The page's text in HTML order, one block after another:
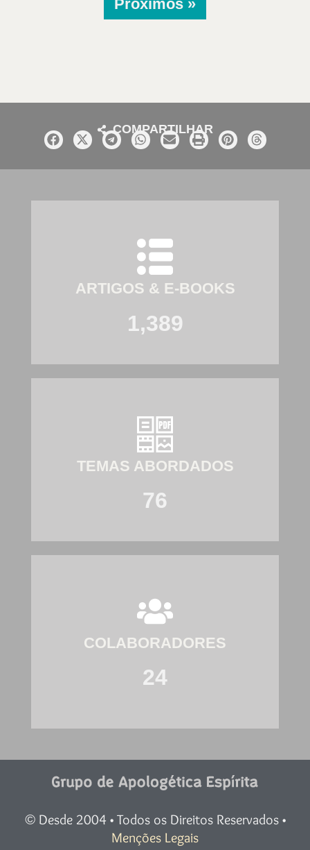
Próximos »
COMPARTILHAR
ARTIGOS & E-BOOKS
1,389
TEMAS ABORDADOS
76
COLABORADORES
24
©Desde 2004 • Todos os Direitos Reservados •
Menções Legais